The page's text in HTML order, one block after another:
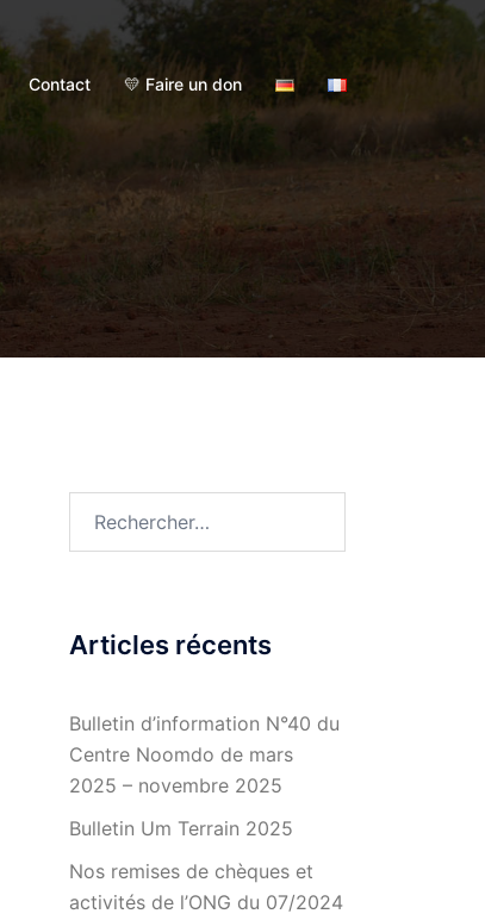
Contact 💛 Faire un don
Articles récents
Bulletin d’information N°40 du
Centre Noomdo de mars
2025 – novembre 2025
Bulletin Um Terrain 2025
Nos remises de chèques et
activités de l’ONG du 07/2024